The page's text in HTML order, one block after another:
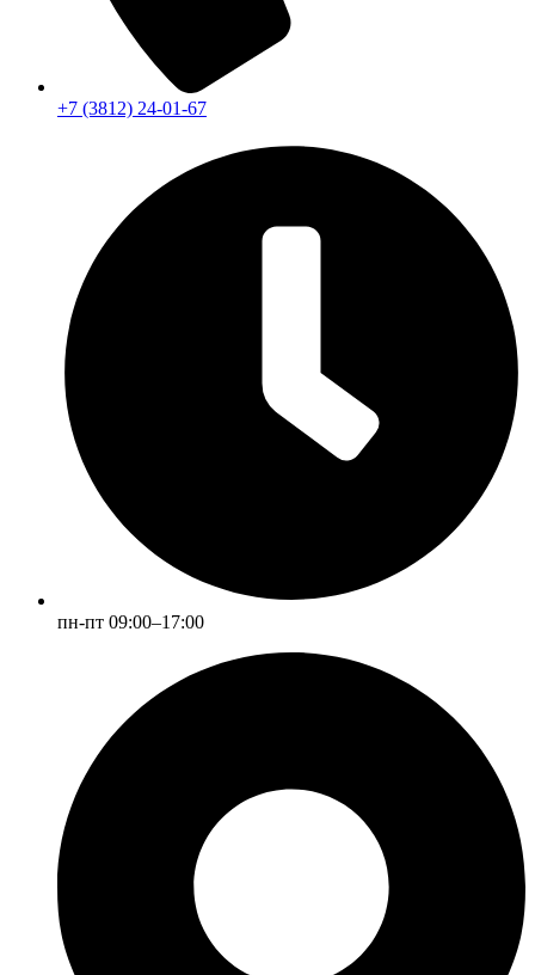
+7 (3812) 24-01-67
пн-пт 09:00–17:00